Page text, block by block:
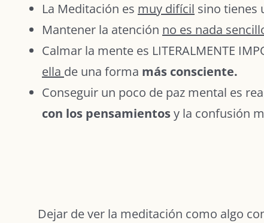
La Meditación es muy difícil sino tienes
Mantener la atención no es nada
Calmar la mente es LITERALMENTE
ella de una forma más consciente.
Conseguir un poco de paz mental es
con los pensamientosy la confusión
Dejar de ver la meditación como algo